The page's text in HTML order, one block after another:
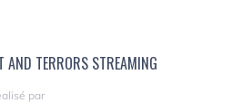
AND TERRORS STREAMING
par